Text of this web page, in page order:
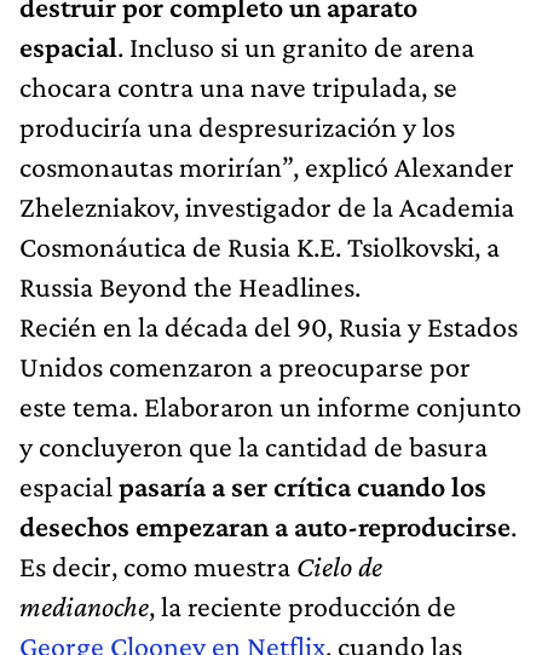
espacial. Incluso si un granito de arena
chocara contra una nave tripulada, se
produciría una despresurización y los
cosmonautas morirían”, explicó Alexander
Zhelezniakov, investigador de la Academia
Cosmonáutica de Rusia K.E. Tsiolkovski, a
Russia Beyond the Headlines.
Recién en la década del 90, Rusia y Estados
Unidos comenzaron a preocuparse por
este tema. Elaboraron un informe conjunto
y concluyeron que la cantidad de basura
espacial pasaría a ser crítica cuando los
desechos empezaran a auto-reproducirse.
Es decir, como muestra Cielo de
medianoche, la reciente producción de
George Clooney en Netflix, cuando las